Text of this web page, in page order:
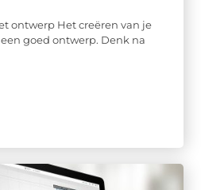
ontwerp Het creëren van je
goed ontwerp. Denk na